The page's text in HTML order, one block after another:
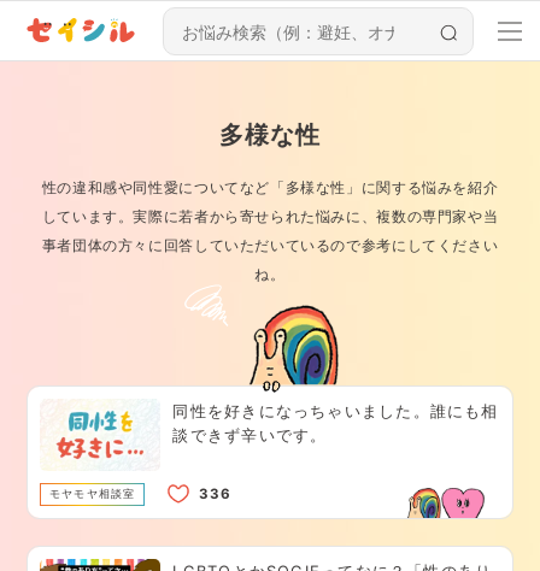
多様な性
性の違和感や同性愛についてなど「多様な性」に関する悩みを紹介
しています。実際に若者から寄せられた悩みに、複数の専門家や当
事者団体の方々に回答していただいているので参考にしてください
ね。
同性を好きになっちゃいました。誰にも相
談できず辛いです。
モヤモヤ相談室